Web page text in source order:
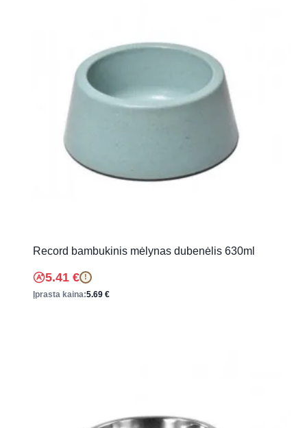
Record bambukinis mėlynas dubenėlis 630ml
5.41 € !
Įprasta kaina:5.69 €